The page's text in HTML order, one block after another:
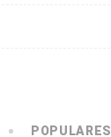
POPULARES